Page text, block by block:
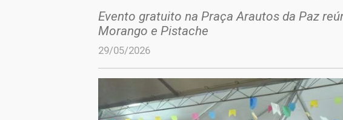
Evento gratuito na Praça Arautos da Paz
Morango e Pistache
29/05/2026